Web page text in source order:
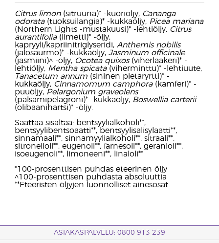
Citrus limon(sitruuna)* -kuoriöljy, Cananga
odorata(tuoksuilangia)* -kukkaöljy, Picea mariana
(Northern Lights -mustakuusi)* -lehtiöljy, Citrus
aurantifolia(limetti)* -öljy,
kapryyli/kapriinitriglyseridi, Anthemis nobilis
(jalosaurmo)* -kukkaöljy, Jasminum officinale
(jasmiini)^ -öljy, Ocotea quixos(viherlaakeri)* -
lehtiöljy, Mentha spicata(viherminttu)* -lehtiuute,
Tanacetum annum (sininen pietaryrtti)* -
kukkaöljy, Cinnamomum camphora(kamferi)* -
puuöljy, Pelargonium graveolens
(palsamipelagroni)* -kukkaöljy, Boswellia carterii
(olibaanihartsi)* -öljy.
Saattaa sisältää: bentsyylialkoholi**,
bentsyylibentsoaatti**, bentsyylisalisylaatti**,
sinnamaali**, sinnamyylialkoholi**, sitraali**,
sitronelloli**, eugenoli**, farnesoli**, geranioli**,
isoeugenoli**, limoneeni**, linaloli**
*100-prosenttisen puhdas eteerinen öljy
^100-prosenttisen puhdasta absoluuttia
**Eteeristen öljyjen luonnolliset ainesosat
ASIAKASPALVELU: 0800 913 239